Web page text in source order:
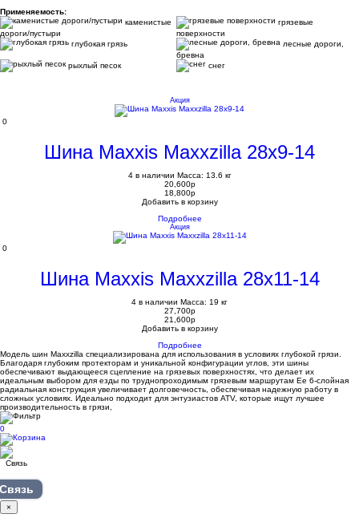
Применяемость:
каменистые
дороги/пустыри
грязевые
поверхности
глубокая грязь
лесные дороги,
бревна
рыхлый песок
снег
Акция
0
Шина Maxxis Maxxzilla 28x9-14
4 в наличии Масса: 13.6 кг
20,600p
18,800p
Добавить в корзину
Подробнее
Акция
0
Шина Maxxis Maxxzilla 28x11-14
4 в наличии Масса: 19 кг
27,700p
21,600p
Добавить в корзину
Подробнее
Модель шин Maxxzilla специализирована для использования в условиях глубокой грязи.
Благодаря глубоким протекторам и уникальной конфигурации углов, эти шины
обеспечивают выдающееся сцепление на грязевых поверхностях, что делает их
идеальным выбором для езды по труднопроходимым грязевым маршрутам Ее 6-слойная
радиальная конструкция увеличивает долговечность, обеспечивая надежную работу в
сложных условиях. Идеально подходит для энтузиастов ATV, которые ищут лучшее
производительность в грязи,
0
×